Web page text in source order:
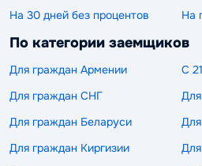
На 30 дней без процентов На
По категории заемщиков
Для граждан Армении
С
Для граждан СНГ
Для граждан Беларуси
Для граждан Киргизии